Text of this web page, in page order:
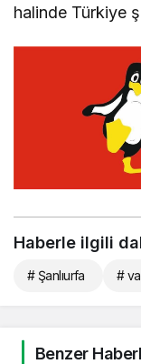
halinde Türkiye
Haberle ilgili
# Şanlıurfa #
Benzer